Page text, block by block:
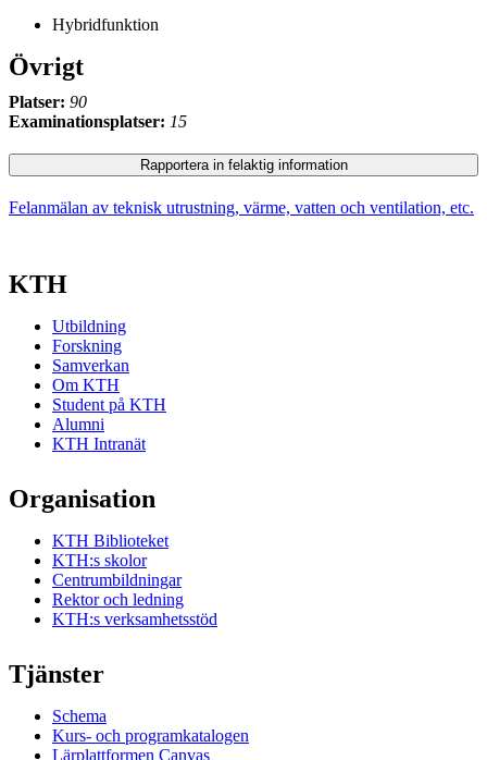
Hybridfunktion
Övrigt
Platser: 90
Examinationsplatser: 15
Rapportera in felaktig information
Felanmälan av teknisk utrustning, värme, vatten och ventilation, etc.
KTH
Utbildning
Forskning
Samverkan
Om KTH
Student på KTH
Alumni
KTH Intranät
Organisation
KTH Biblioteket
KTH:s skolor
Centrumbildningar
Rektor och ledning
KTH:s verksamhetsstöd
Tjänster
Schema
Kurs- och programkatalogen
Lärplattformen Canvas